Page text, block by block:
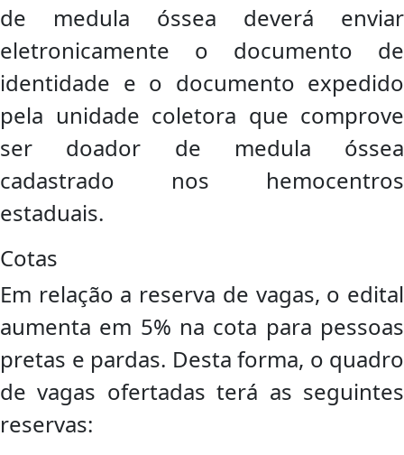
de medula óssea deverá enviar
eletronicamente o documento de
identidade e o documento expedido
pela unidade coletora que comprove
ser doador de medula óssea
cadastrado nos hemocentros
estaduais.
Cotas
Em relação a reserva de vagas, o edital
aumenta em 5% na cota para pessoas
pretas e pardas. Desta forma, o quadro
de vagas ofertadas terá as seguintes
reservas: